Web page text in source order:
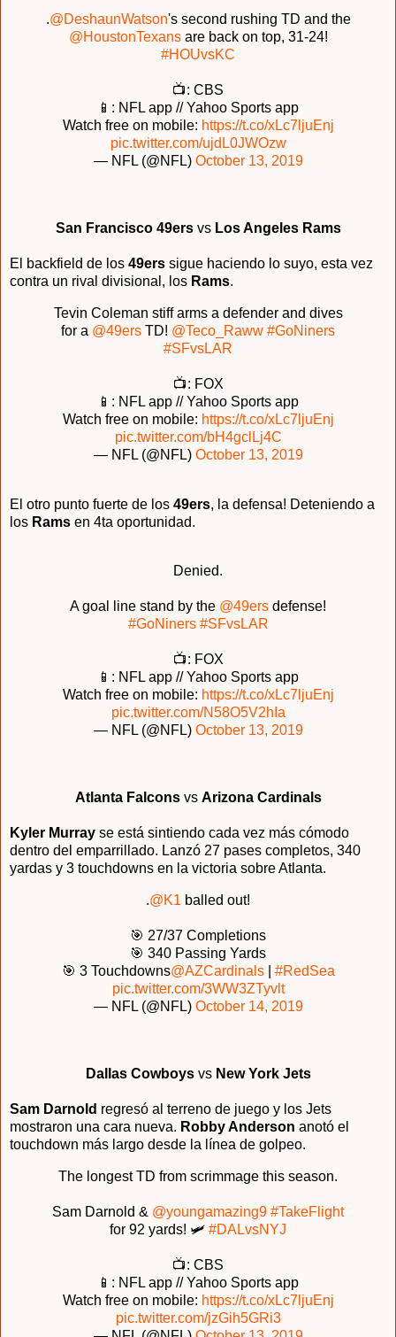
.@DeshaunWatson's second rushing TD and the
@HoustonTexansare back on top, 31-24!
#HOUvsKC
📺: CBS
📱: NFL app // Yahoo Sports app
Watch free on mobile: https://t.co/xLc7ljuEnj
pic.twitter.com/ujdL0JWOzw
— NFL (@NFL) October 13, 2019
San Francisco 49ers vs Los Angeles Rams
El backfield de los 49ers sigue haciendo lo suyo, esta vez
contra un rival divisional, los Rams.
Tevin Coleman stiff arms a defender and dives
for a @49ers TD! @Teco_Raww #GoNiners
#SFvsLAR
📺: FOX
📱: NFL app // Yahoo Sports app
Watch free on mobile: https://t.co/xLc7ljuEnj
pic.twitter.com/bH4gclLj4C
— NFL (@NFL) October 13, 2019
El otro punto fuerte de los 49ers, la defensa! Deteniendo a
los Rams en 4ta oportunidad.
Denied.
A goal line stand by the @49ers defense!
#GoNiners #SFvsLAR
📺: FOX
📱: NFL app // Yahoo Sports app
Watch free on mobile: https://t.co/xLc7ljuEnj
pic.twitter.com/N58O5V2hIa
— NFL (@NFL) October 13, 2019
Atlanta Falcons vs Arizona Cardinals
Kyler Murray se está sintiendo cada vez más cómodo
dentro del emparrillado. Lanzó 27 pases completos, 340
yardas y 3 touchdowns en la victoria sobre Atlanta.
.@K1 balled out!
🎯 27/37 Completions
🎯 340 Passing Yards
🎯 3 Touchdowns@AZCardinals| #RedSea
pic.twitter.com/3WW3ZTyvlt
— NFL (@NFL) October 14, 2019
Dallas Cowboys vs New York Jets
Sam Darnold regresó al terreno de juego y los Jets
mostraron una cara nueva. Robby Anderson anotó el
touchdown más largo desde la línea de golpeo.
The longest TD from scrimmage this season.
Sam Darnold & @youngamazing9 #TakeFlight
for 92 yards! 🛩 #DALvsNYJ
📺: CBS
📱: NFL app // Yahoo Sports app
Watch free on mobile: https://t.co/xLc7ljuEnj
pic.twitter.com/jzGih5GRi3